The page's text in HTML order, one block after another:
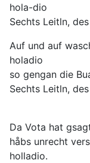
hola-dio
Sechts Leitln,
Auf und auf
holadio
so gengan die
Sechts Leitln,
Da Vota hat
håbs unrecht
holladio.